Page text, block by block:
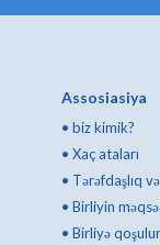
Assosiasiya
• biz kimik?
• Xaç ataları
• Tərəfdaşlıq
• Birliyin
• Birliyə